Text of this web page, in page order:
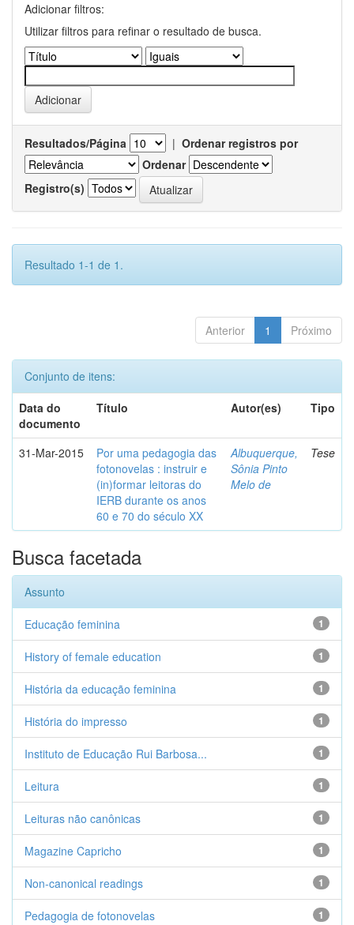
Adicionar filtros:
Utilizar filtros para refinar o resultado de busca.
Resultados/Página | Ordenar registros por
Ordenar
Registro(s)
Resultado 1-1 de 1.
Anterior 1 Próximo
Conjunto de itens:
Data do
documento
Título Autor(es) Tipo
31-Mar-2015
Por uma pedagogia das
fotonovelas : instruir e
(in)formar leitoras do
IERB durante os anos
60 e 70 do século XX
Albuquerque,
Sônia Pinto
Melo de
Tese
Busca facetada
Assunto
1
Educação feminina
1
History of female education
1
História da educação feminina
1
História do impresso
1
Instituto de Educação Rui Barbosa...
1
Leitura
1
Leituras não canônicas
1
Magazine Capricho
1
Non-canonical readings
1
Pedagogia de fotonovelas